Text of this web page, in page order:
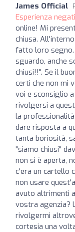
James Official
Esperienza
online! Mi
chiusa.
fatto loro segno.
sguardo, anche
chiusi!!". Se il
certi che non mi
voi e sconsiglio
rivolgersi a
la
dare risposta a
tanta boriosità,
"siamo chiusi"
non si è aperta,
c'era un cartello
non usare
avuto altrimenti
vostra agenzia?
rivolgermi
cortesia una